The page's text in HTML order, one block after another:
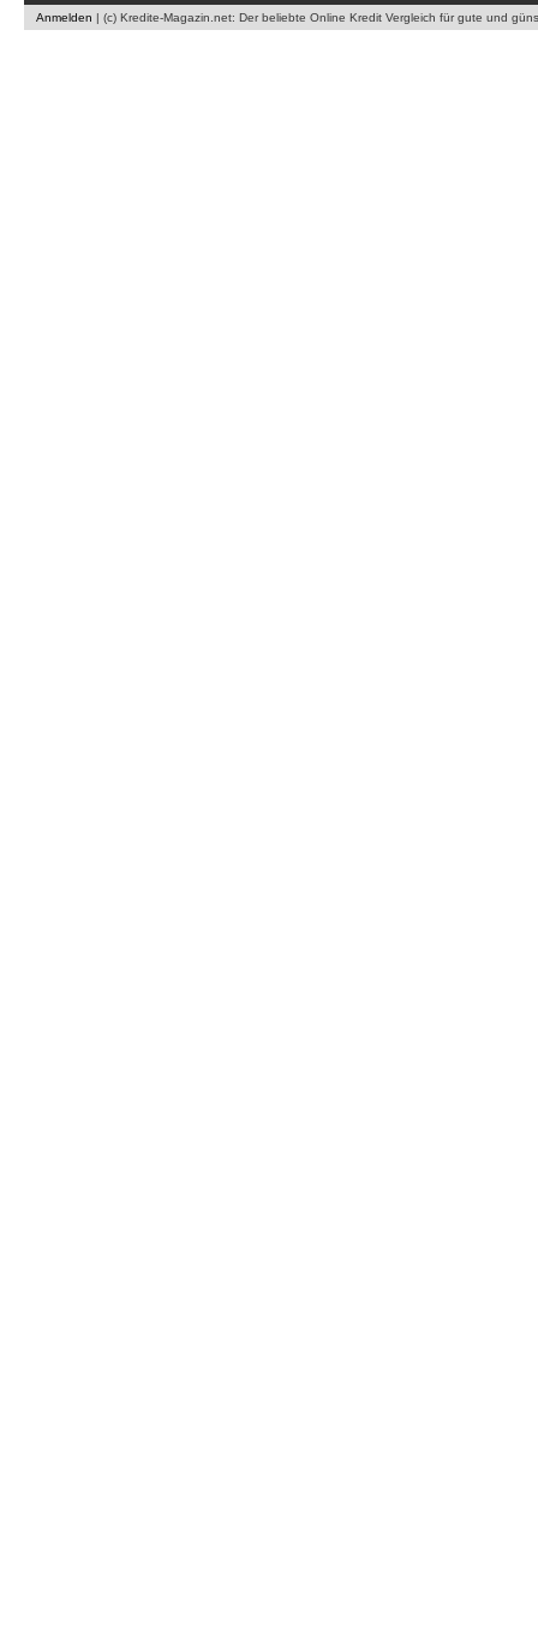
Anmelden | (c) Kredite-Magazin.net: Der beliebte Online Kredit Vergleich für gute und